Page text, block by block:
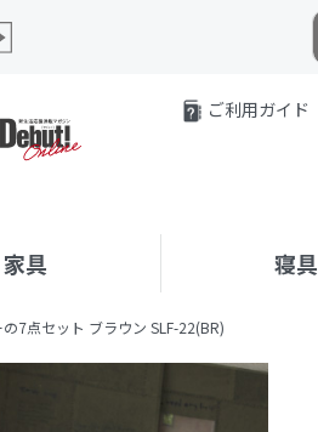
ご利用ガイド
家具 寝具
7点セット ブラウン SLF-22(BR)